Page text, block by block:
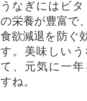
うなぎにはビ
の栄養が豊富で
食欲減退を防ぐ
す。美味しい
て、元気に一
すね。